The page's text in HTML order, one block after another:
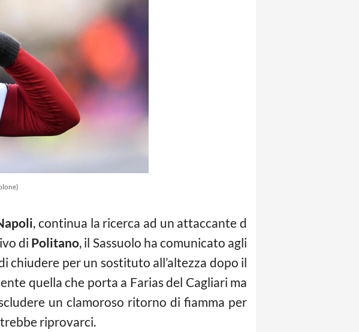
, continua la ricerca ad un attaccante d
di Politano, il Sassuolo ha comunicato agli
chiudere per un sostituto all’altezza dopo il
quella che porta a Farias del Cagliari ma
un clamoroso ritorno di fiamma per
riprovarci.